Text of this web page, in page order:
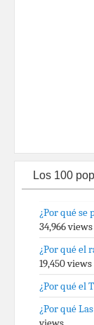
Los 100
¿Por qué se
34,966 views
¿Por qué el
19,450 views
¿Por qué el
¿Por qué